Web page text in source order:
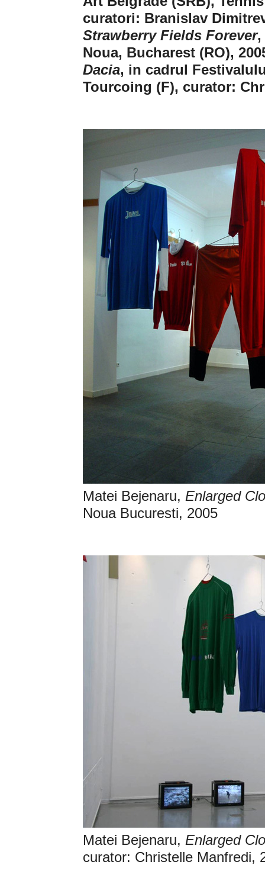
curatori: Branislav
Strawberry Fields Forever,
Noua, Bucharest (RO),
Dacia, in cadrul
Tourcoing (F), curator:
Matei Bejenaru, Enlarged
Noua Bucuresti, 2005
Matei Bejenaru, Enlarged
curator: Christelle Manfredi,